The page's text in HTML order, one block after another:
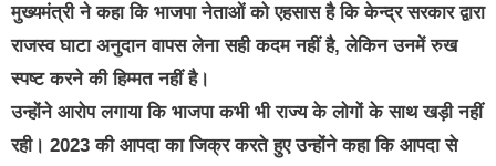
मुख्यमंत्री ने कहा कि भाजपा नेताओं को एहसास है कि केन्द्र सरकार द्वारा
राजस्व घाटा अनुदान वापस लेना सही कदम नहीं है, लेकिन उनमें रुख
स्पष्ट करने की हिम्मत नहीं है।
उन्होंने आरोप लगाया कि भाजपा कभी भी राज्य के लोगों के साथ खड़ी नहीं
रही। 2023 की आपदा का जिक्र करते हुए उन्होंने कहा कि आपदा से